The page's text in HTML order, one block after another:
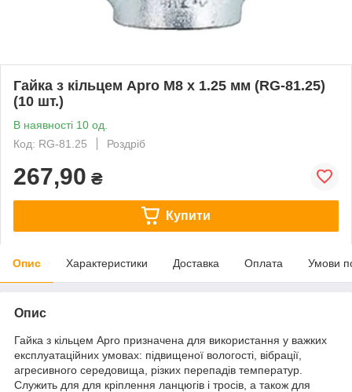
Гайка з кільцем Apro М8 x 1.25 мм (RG-81.25)
(10 шт.)
В наявності 10 од.
Код: RG-81.25
Роздріб
267,90 ₴
Купити
Опис Характеристики Доставка Оплата Умови
Опис
Гайка з кільцем Apro призначена для використання у важких
експлуатаційних умовах: підвищеної вологості, вібрації,
агресивного середовища, різких перепадів температур.
Служить для для кріплення ланцюгів і тросів, а також для